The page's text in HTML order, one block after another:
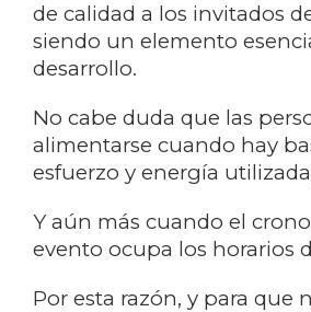
de calidad a los invitados
siendo un elemento
desarrollo.
No cabe duda que las
alimentarse cuando hay
esfuerzo y energía
Y aún más cuando el
evento ocupa los horarios
Por esta razón, y para que